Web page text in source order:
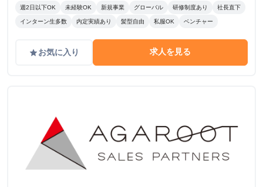
週2日以下OK 未経験OK 新規事業 グローバル 研修制度あり 社長直下
インターン生多数 内定実績あり 髪型自由 私服OK ベンチャー
gradeお気に入り 求人を見る